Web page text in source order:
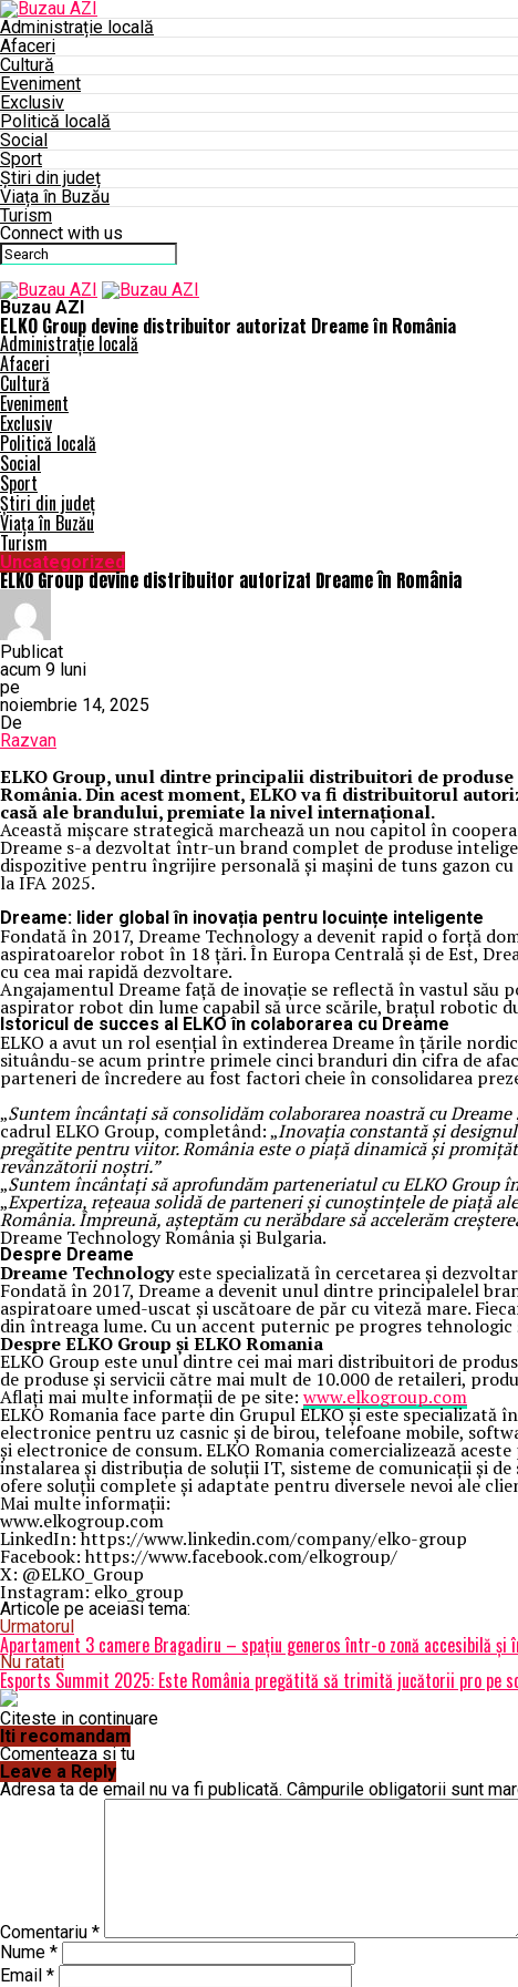
Administrație locală
Afaceri
Cultură
Eveniment
Exclusiv
Politică locală
Social
Sport
Știri din județ
Viața în Buzău
Turism
Connect with us
Buzau AZI
ELKO Group devine distribuitor autorizat Dreame în România
Administrație locală
Afaceri
Cultură
Eveniment
Exclusiv
Politică locală
Social
Sport
Știri din județ
Viața în Buzău
Turism
Uncategorized
ELKO Group devine distribuitor autorizat Dreame în România
Publicat
acum 9 luni
pe
noiembrie 14, 2025
De
Razvan
ELKO Group, unul dintre principalii distribuitori de
România. Din acest moment, ELKO va fi distribuitorul
casă ale brandului, premiate la nivel internațional.
Această mișcare strategică marchează un nou capitol în
Dreame s-a dezvoltat într-un brand complet de produse
dispozitive pentru îngrijire personală și mașini de tuns gazon
la IFA 2025.
Dreame: lider global în inovația pentru locuințe inteligente
Fondată în 2017, Dreame Technology a devenit rapid o forță
aspiratoarelor robot în 18 țări. În Europa Centrală și de Est,
cu cea mai rapidă dezvoltare.
Angajamentul Dreame față de inovație se reflectă în vastul
aspirator robot din lume capabil să urce scările, brațul robotic
Istoricul de succes al ELKO în colaborarea cu Dreame
ELKO a avut un rol esențial în extinderea Dreame în țările
situându-se acum printre primele cinci branduri din cifra de
parteneri de încredere au fost factori cheie în consolidarea
„Suntem încântați să consolidăm colaborarea noastră cu
cadrul ELKO Group, completând: „Inovația constantă și
pregătite pentru viitor. România este o piață dinamică și
revânzătorii noștri.”
„Suntem încântați să aprofundăm parteneriatul cu ELKO Group
„Expertiza, rețeaua solidă de parteneri și cunoștințele de piață
România. Împreună, așteptăm cu nerăbdare să accelerăm
Dreame Technology România și Bulgaria.
Despre Dreame
Dreame Technologyeste specializată în cercetarea și
Fondată în 2017, Dreame a devenit unul dintre principalelel
aspiratoare umed-uscat și uscătoare de păr cu viteză mare.
din întreaga lume. Cu un accent puternic pe progres
Despre ELKO Group și ELKO Romania
ELKO Group este unul dintre cei mai mari distribuitori de
de produse și servicii către mai mult de 10.000 de retaileri,
Aflați mai multe informații de pe site: www.elkogroup.com
ELKO Romania face parte din Grupul ELKO și este
electronice pentru uz casnic și de birou, telefoane mobile,
și electronice de consum. ELKO Romania comercializează
instalarea și distribuția de soluții IT, sisteme de comunicații și
ofere soluții complete și adaptate pentru diversele nevoi ale
Mai multe informații:
www.elkogroup.com
LinkedIn: https://www.linkedin.com/company/elko-group
Facebook: https://www.facebook.com/elkogroup/
X: @ELKO_Group
Instagram: elko_group
Articole pe aceiasi tema:
Urmatorul
Apartament 3 camere Bragadiru – spațiu generos într-o zonă accesibilă și
Nu ratati
Esports Summit 2025: Este România pregătită să trimită jucătorii pro pe
Citeste in continuare
Iti recomandam
Comenteaza si tu
Leave a Reply
Adresa ta de email nu va fi publicată. Câmpurile obligatorii sunt
Comentariu *
Nume *
Email *